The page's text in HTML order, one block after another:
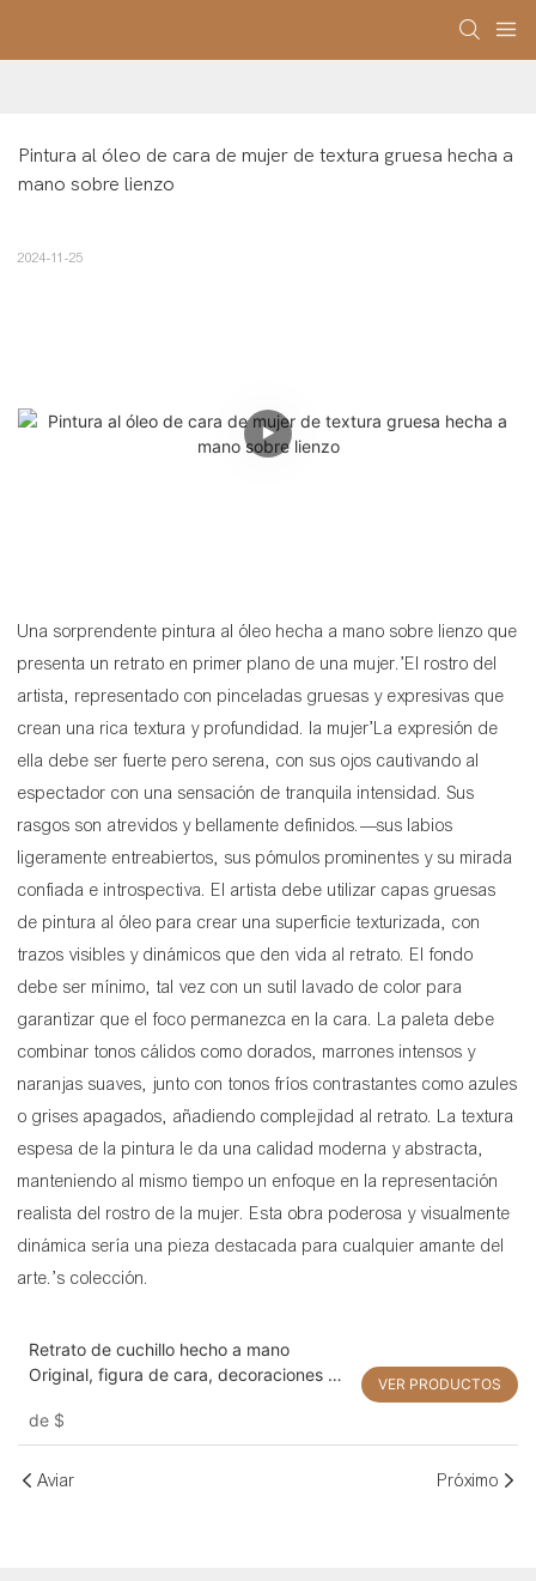
Pintura al óleo de cara de mujer de textura gruesa hecha a
mano sobre lienzo
2024-11-25
Una sorprendente pintura al óleo hecha a mano sobre lienzo que
presenta un retrato en primer plano de una mujer.’El rostro del
artista, representado con pinceladas gruesas y expresivas que
crean una rica textura y profundidad. la mujer’La expresión de
ella debe ser fuerte pero serena, con sus ojos cautivando al
espectador con una sensación de tranquila intensidad. Sus
rasgos son atrevidos y bellamente definidos.—sus labios
ligeramente entreabiertos, sus pómulos prominentes y su mirada
confiada e introspectiva. El artista debe utilizar capas gruesas
de pintura al óleo para crear una superficie texturizada, con
trazos visibles y dinámicos que den vida al retrato. El fondo
debe ser mínimo, tal vez con un sutil lavado de color para
garantizar que el foco permanezca en la cara. La paleta debe
combinar tonos cálidos como dorados, marrones intensos y
naranjas suaves, junto con tonos fríos contrastantes como azules
o grises apagados, añadiendo complejidad al retrato. La textura
espesa de la pintura le da una calidad moderna y abstracta,
manteniendo al mismo tiempo un enfoque en la representación
realista del rostro de la mujer. Esta obra poderosa y visualmente
dinámica sería una pieza destacada para cualquier amante del
arte.’s colección.
Retrato de cuchillo hecho a mano
Original, figura de cara, decoraciones de
hogar
de $
VER PRODUCTOS
Aviar Próximo